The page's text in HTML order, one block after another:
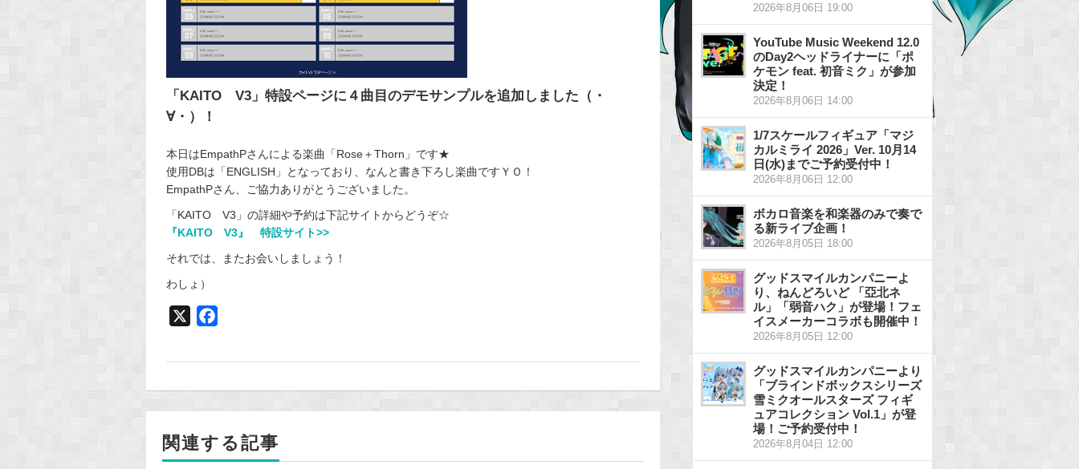
「KAITO V3」特設ページに４曲目のデモサンプルを追加しました（・
∀・）！
本日はEmpathPさんによる楽曲「Rose＋Thorn」です★
使用DBは「ENGLISH」となっており、なんと書き下ろし楽曲ですＹＯ！
EmpathPさん、ご協力ありがとうございました。
「KAITO V3」の詳細や予約は下記サイトからどうぞ☆
『KAITO V3』 特設サイト>>
それでは、またお会いしましょう！
わしょ）
o
k
関連する記事
2026年8月06日 19:00
YouTube Music Weekend 12.0
のDay2ヘッドライナーに「ポ
ケモン feat. 初音ミク」が参加
決定！
2026年8月06日 14:00
1/7スケールフィギュア「マジ
カルミライ 2026」Ver. 10月14
日(水)までご予約受付中！
2026年8月06日 12:00
ボカロ音楽を和楽器のみで奏で
る新ライブ企画！
2026年8月05日 18:00
グッドスマイルカンパニーよ
り、ねんどろいど 「亞北ネ
ル」「弱音ハク」が登場！フェ
イスメーカーコラボも開催中！
2026年8月05日 12:00
グッドスマイルカンパニーより
「ブラインドボックスシリーズ
雪ミクオールスターズ フィギ
ュアコレクション Vol.1」が登
場！ご予約受付中！
2026年8月04日 12:00